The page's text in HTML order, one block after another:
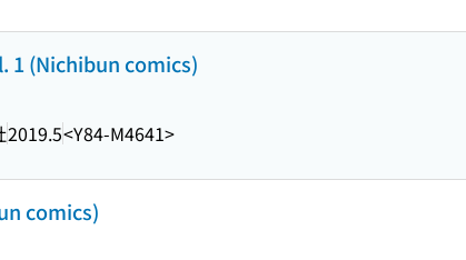
1 (Nichibun comics)
2019.5<Y84-M4641>
comics)